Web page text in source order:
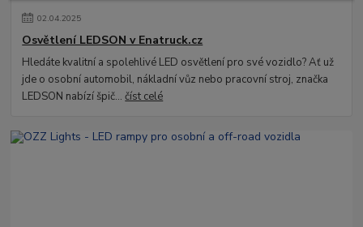
02.04.2025
Osvětlení LEDSON v Enatruck.cz
Hledáte kvalitní a spolehlivé LED osvětlení pro své vozidlo? Ať už
jde o osobní automobil, nákladní vůz nebo pracovní stroj, značka
LEDSON nabízí špič...číst celé